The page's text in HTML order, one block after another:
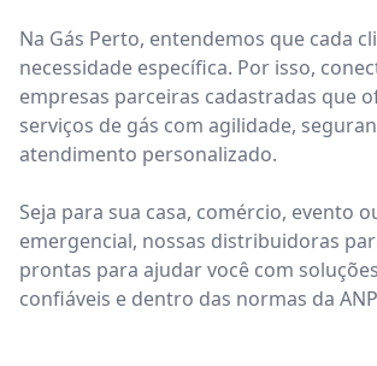
Na Gás Perto, entendemos que cada
necessidade específica. Por isso,
empresas parceiras cadastradas que
serviços de gás com agilidade,
atendimento personalizado.
Seja para sua casa, comércio, evento
emergencial, nossas distribuidoras
prontas para ajudar você com
confiáveis e dentro das normas da